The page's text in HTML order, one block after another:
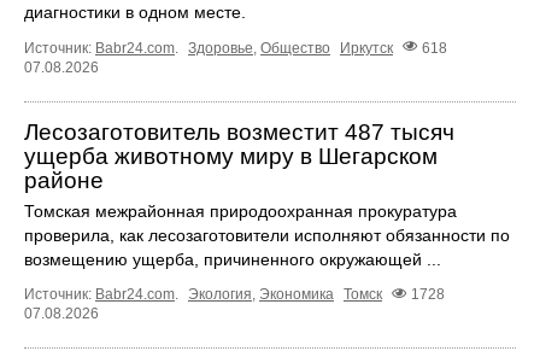
диагностики в одном месте.
Источник: Babr24.com Здоровье Общество Иркутск
618
07.08.2026
Лесозаготовитель возместит 487 тысяч
ущерба животному миру в Шегарском
районе
Томская межрайонная природоохранная прокуратура
проверила, как лесозаготовители исполняют обязанности по
возмещению ущерба, причиненного окружающей ...
Источник: Babr24.com Экология Экономика Томск
1728
07.08.2026